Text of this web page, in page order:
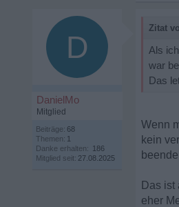
D
DanielMo
Mitglied
Beiträge: 68
Themen: 1
Danke erhalten: 186
Mitglied seit: 27.08.2025
Zitat
Als
war
Das
Wenn
kein
Das ist
eher